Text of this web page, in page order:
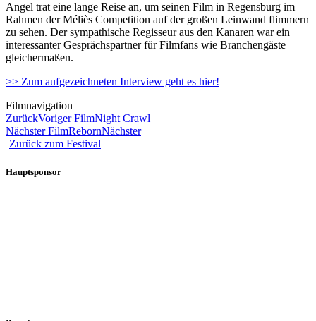
Angel trat eine lange Reise an, um seinen Film in Regensburg im
Rahmen der Méliès Competition auf der großen Leinwand flimmern
zu sehen. Der sympathische Regisseur aus den Kanaren war ein
interessanter Gesprächspartner für Filmfans wie Branchengäste
gleichermaßen.
>> Zum aufgezeichneten Interview geht es hier!
Filmnavigation
ZurückVoriger FilmNight Crawl
Nächster FilmRebornNächster
Zurück zum Festival
Hauptsponsor